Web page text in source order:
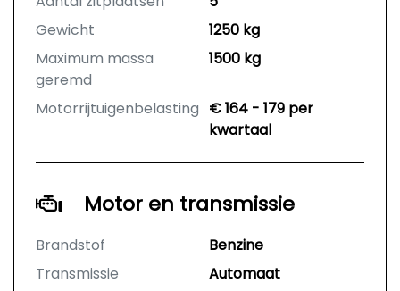
Gewicht
1250 kg
Maximum massa
geremd
1500 kg
Motorrijtuigenbelasting € 164 - 179 per
kwartaal
Motor en transmissie
Brandstof
Benzine
Transmissie
Automaat